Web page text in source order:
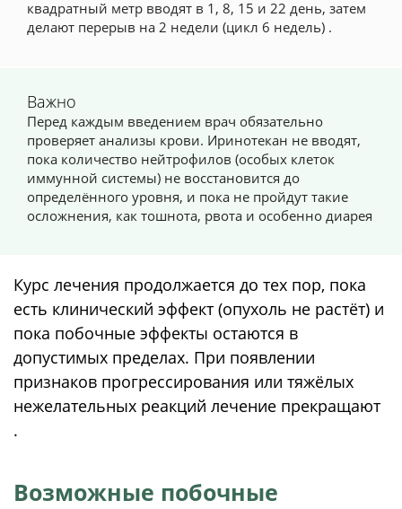
квадратный метр вводят в 1, 8, 15 и 22 день, затем
делают перерыв на 2 недели (цикл 6 недель) .
Важно
Перед каждым введением врач обязательно
проверяет анализы крови. Иринотекан не вводят,
пока количество нейтрофилов (особых клеток
иммунной системы) не восстановится до
определённого уровня, и пока не пройдут такие
осложнения, как тошнота, рвота и особенно диарея
Курс лечения продолжается до тех пор, пока
есть клинический эффект (опухоль не растёт) и
пока побочные эффекты остаются в
допустимых пределах. При появлении
признаков прогрессирования или тяжёлых
нежелательных реакций лечение прекращают
.
Возможные побочные